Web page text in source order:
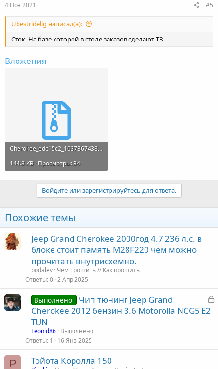
4 Ноя 2021 #5
Ubestridelig написал(а):
Сток. На базе которой в столе заказов сделают ТЗ.
Вложения
Cherokee_edc15c2_1037367438_stock.rar
144.8 KB · Просмотры: 34
Войдите или зарегистрируйтесь для ответа.
Похожие темы
Jeep Grand Cherokee 2000год 4.7 236 л.с. в
блоке стоит память M28F220 чем можно
прочитать внутрисхемно.
bodalev Чем прошить // Как прошить
Ответы 0 2 Апр 2025
З
Выполнено!
Чип тюнинг Jeep Grand
Cherokee 2012 бензин 3.6 Motorolla NCG5 E2
TUN
Leonid86 Выполнено
Ответы 1 16 Янв 2025
P Тойота Королла 150